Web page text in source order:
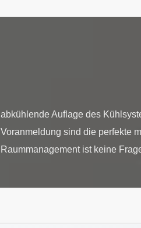
abkühlende Auflage des
Voranmeldung sind die perfekte